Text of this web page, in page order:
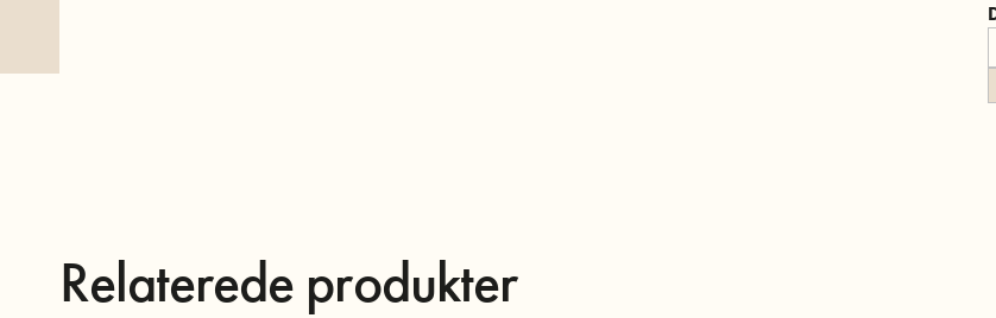
Relaterede produkter